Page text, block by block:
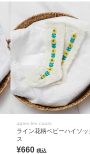
apres les cours
ライン花柄ベビーハイソッ
ス
¥660 税込